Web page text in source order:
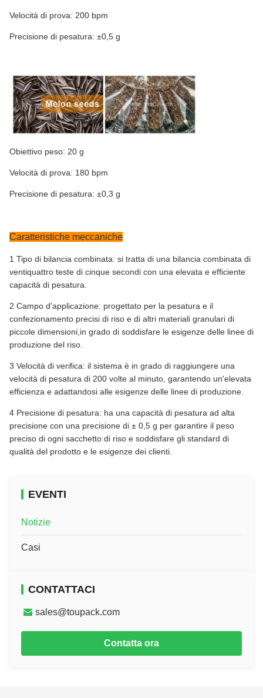
Velocità di prova: 200 bpm
Precisione di pesatura: ±0,5 g
Obiettivo peso: 20 g
Velocità di prova: 180 bpm
Precisione di pesatura: ±0,3 g
Caratteristiche meccaniche
1 Tipo di bilancia combinata: si tratta di una bilancia combinata di
ventiquattro teste di cinque secondi con una elevata e efficiente
capacità di pesatura.
2 Campo d'applicazione: progettato per la pesatura e il
confezionamento precisi di riso e di altri materiali granulari di
piccole dimensioni,in grado di soddisfare le esigenze delle linee di
produzione del riso.
3 Velocità di verifica: il sistema è in grado di raggiungere una
velocità di pesatura di 200 volte al minuto, garantendo un'elevata
efficienza e adattandosi alle esigenze delle linee di produzione.
4 Precisione di pesatura: ha una capacità di pesatura ad alta
precisione con una precisione di ± 0,5 g per garantire il peso
preciso di ogni sacchetto di riso e soddisfare gli standard di
qualità del prodotto e le esigenze dei clienti.
EVENTI
Notizie
Casi
CONTATTACI
sales@toupack.com
Contatta ora